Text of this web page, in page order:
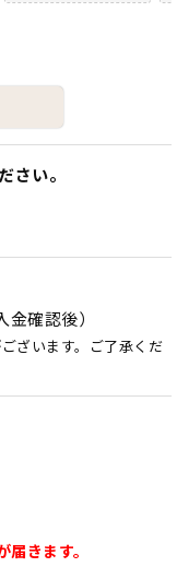
さい。
金確認後）
ざいます。ご了承くだ
届きます。